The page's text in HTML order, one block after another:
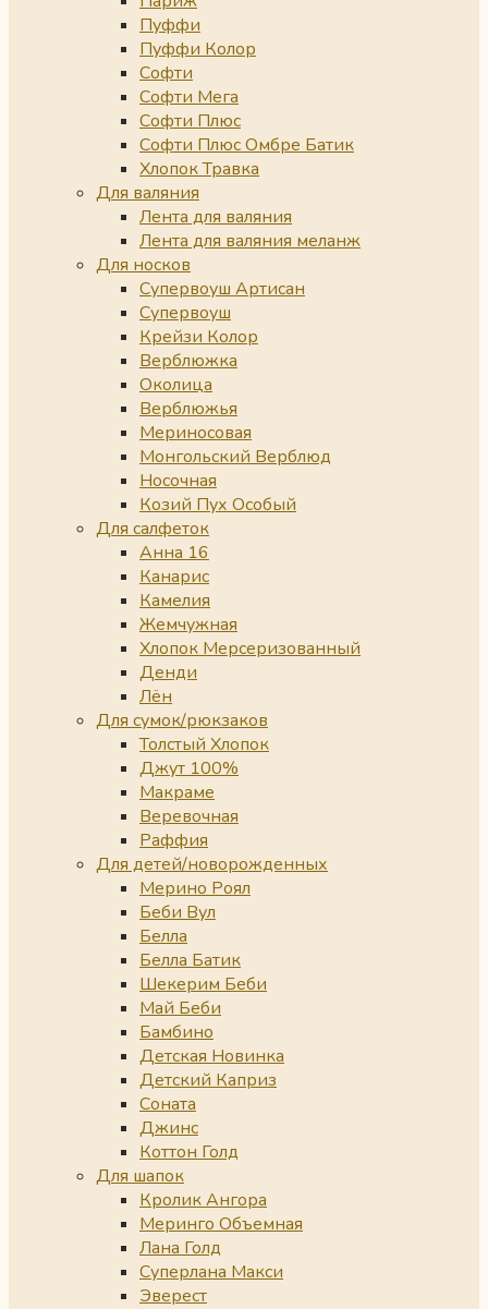
Пуффи
Пуффи Колор
Софти
Софти Мега
Софти Плюс
Софти Плюс Омбре Батик
Хлопок Травка
Для валяния
Лента для валяния
Лента для валяния меланж
Для носков
Супервоуш Артисан
Супервоуш
Крейзи Колор
Верблюжка
Околица
Верблюжья
Мериносовая
Монгольский Верблюд
Носочная
Козий Пух Особый
Для салфеток
Анна 16
Канарис
Камелия
Жемчужная
Хлопок Мерсеризованный
Денди
Лён
Для сумок/рюкзаков
Толстый Хлопок
Джут 100%
Макраме
Веревочная
Раффия
Для детей/новорожденных
Мерино Роял
Беби Вул
Белла
Белла Батик
Шекерим Беби
Май Беби
Бамбино
Детская Новинка
Детский Каприз
Соната
Джинс
Коттон Голд
Для шапок
Кролик Ангора
Меринго Объемная
Лана Голд
Суперлана Макси
Эверест